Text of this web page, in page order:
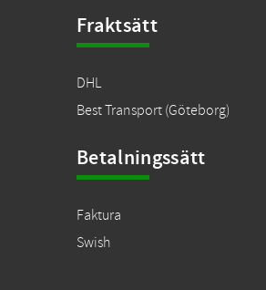
Fraktsätt
DHL
Best Transport (Göteborg)
Betalningssätt
Faktura
Swish